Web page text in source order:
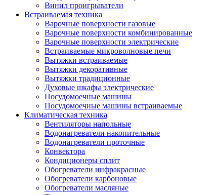
Винил проигрыватели
Встраиваемая техника
Варочные поверхности газовые
Варочные поверхности комбинированные
Варочные поверхности электрические
Встраиваемые микроволновые печи
Вытяжки встраиваемые
Вытяжки декоративные
Вытяжки традиционные
Духовые шкафы электрические
Посудомоечные машины
Посудомоечные машины встраиваемые
Климатическая техника
Вентиляторы напольные
Водонагреватели накопительные
Водонагреватели проточные
Конвектора
Кондиционеры сплит
Обогреватели инфракрасные
Обогреватели карбоновые
Обогреватели масляные